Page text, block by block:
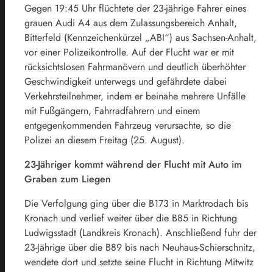
Gegen 19:45 Uhr flüchtete der 23-jährige Fahrer eines
grauen Audi A4 aus dem Zulassungsbereich Anhalt,
Bitterfeld (Kennzeichenkürzel „ABI“) aus Sachsen-Anhalt,
vor einer Polizeikontrolle. Auf der Flucht war er mit
rücksichtslosen Fahrmanövern und deutlich überhöhter
Geschwindigkeit unterwegs und gefährdete dabei
Verkehrsteilnehmer, indem er beinahe mehrere Unfälle
mit Fußgängern, Fahrradfahrern und einem
entgegenkommenden Fahrzeug verursachte, so die
Polizei an diesem Freitag (25. August).
23-Jähriger kommt während der Flucht mit Auto im
Graben zum Liegen
Die Verfolgung ging über die B173 in Marktrodach bis
Kronach und verlief weiter über die B85 in Richtung
Ludwigsstadt (Landkreis Kronach). Anschließend fuhr der
23-Jährige über die B89 bis nach Neuhaus-Schierschnitz,
wendete dort und setzte seine Flucht in Richtung Mitwitz